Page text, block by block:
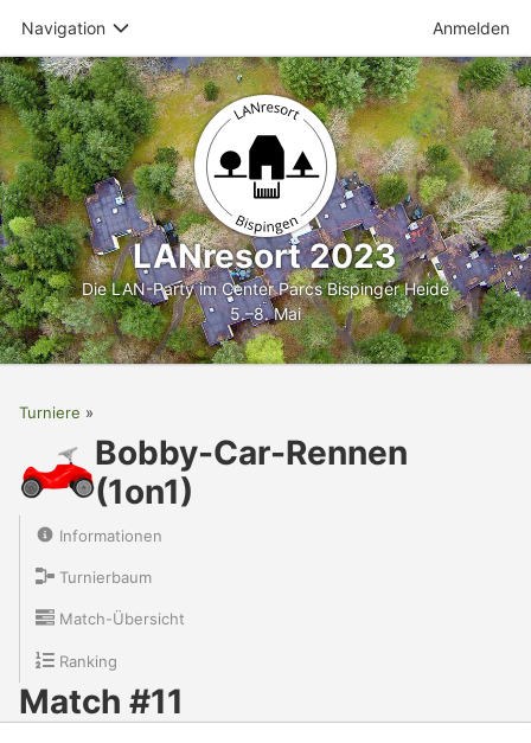
Navigation Anmelden
LANresort 2023
Die LAN-Party im Center Parcs Bispinger Heide
5.–8. Mai
Turniere
Bobby-Car-Rennen
(1on1)
Informationen
Turnierbaum
Match-Übersicht
Ranking
Match #11